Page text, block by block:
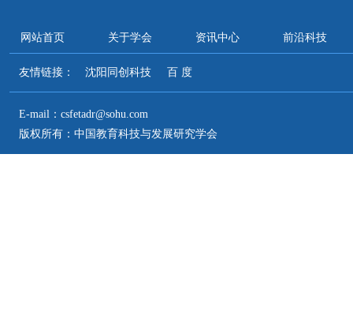
网站首页 关于学会 资讯中心 前沿科技
友情链接： 沈阳同创科技 百 度
E-mail：csfetadr@sohu.com
版权所有：中国教育科技与发展研究学会